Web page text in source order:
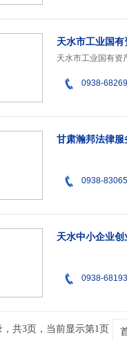
天水市工业国
0938-
甘肃瀚邦法律服
0938-
天水中小企业
0938-
，共3页，当前显示第1页